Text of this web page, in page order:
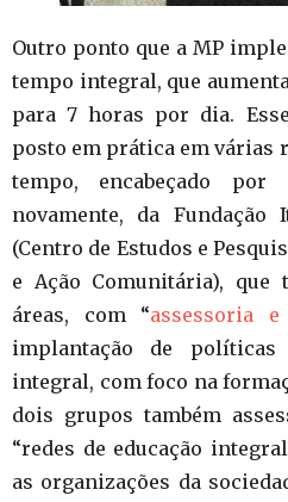
Outro ponto que a MP
tempo integral, que
para 7 horas por dia.
posto em prática em várias
tempo, encabeçado
novamente, da
(Centro de Estudos e
e Ação Comunitária), que
áreas, com “assessoria
implantação de políticas
integral, com foco na
dois grupos também
“redes de educação
as organizações da